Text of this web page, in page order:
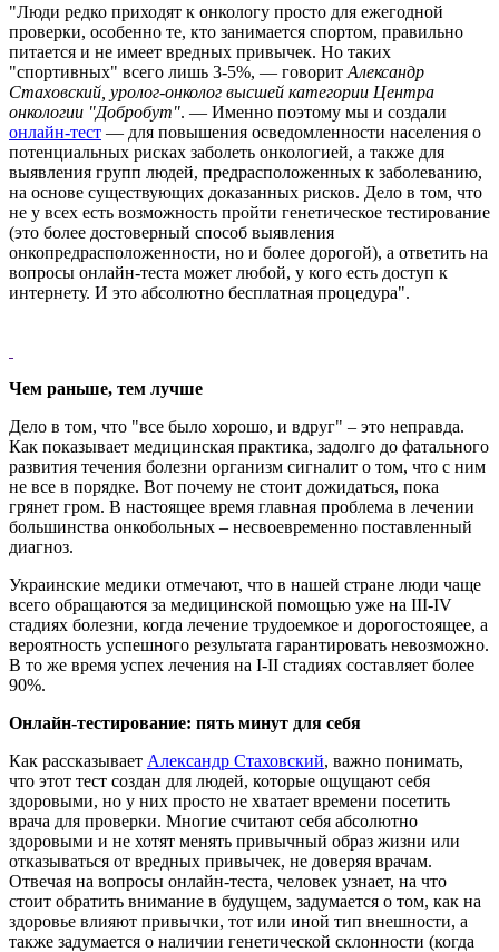
"Люди редко приходят к онкологу просто для ежегодной
проверки, особенно те, кто занимается спортом, правильно
питается и не имеет вредных привычек. Но таких
"спортивных" всего лишь 3-5%, — говорит Александр
Стаховский, уролог-онколог высшей категории Центра
онкологии "Добробут". — Именно поэтому мы и создали
онлайн-тест — для повышения осведомленности населения о
потенциальных рисках заболеть онкологией, а также для
выявления групп людей, предрасположенных к заболеванию,
на основе существующих доказанных рисков. Дело в том, что
не у всех есть возможность пройти генетическое тестирование
(это более достоверный способ выявления
онкопредрасположенности, но и более дорогой), а ответить на
вопросы онлайн-теста может любой, у кого есть доступ к
интернету. И это абсолютно бесплатная процедура".
Чем раньше, тем лучше
Дело в том, что "все было хорошо, и вдруг" – это неправда.
Как показывает медицинская практика, задолго до фатального
развития течения болезни организм сигналит о том, что с ним
не все в порядке. Вот почему не стоит дожидаться, пока
грянет гром. В настоящее время главная проблема в лечении
большинства онкобольных – несвоевременно поставленный
диагноз.
Украинские медики отмечают, что в нашей стране люди чаще
всего обращаются за медицинской помощью уже на III-IV
стадиях болезни, когда лечение трудоемкое и дорогостоящее, а
вероятность успешного результата гарантировать невозможно.
В то же время успех лечения на I-II стадиях составляет более
90%.
Онлайн-тестирование: пять минут для себя
Как рассказывает Александр Стаховский, важно понимать,
что этот тест создан для людей, которые ощущают себя
здоровыми, но у них просто не хватает времени посетить
врача для проверки. Многие считают себя абсолютно
здоровыми и не хотят менять привычный образ жизни или
отказываться от вредных привычек, не доверяя врачам.
Отвечая на вопросы онлайн-теста, человек узнает, на что
стоит обратить внимание в будущем, задумается о том, как на
здоровье влияют привычки, тот или иной тип внешности, а
также задумается о наличии генетической склонности (когда